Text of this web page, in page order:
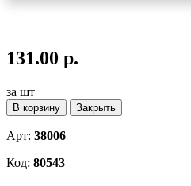
131.00 р.
за шт
В корзину Закрыть
Арт: 38006
Код: 80543